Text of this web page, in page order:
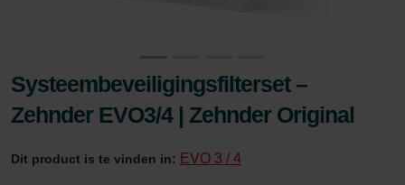
Systeembeveiligingsfilterset –
Zehnder EVO3/4 | Zehnder Original
Dit product is te vinden in: EVO 3 / 4